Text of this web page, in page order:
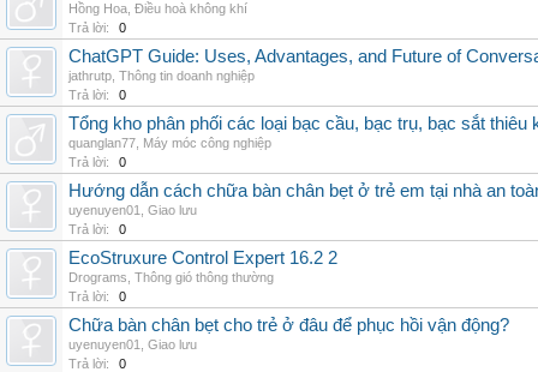
Hồng Hoa Điều hoà không khí
Trả lời:
0
ChatGPT Guide: Uses, Advantages, and Future of
jathrutp Thông tin doanh nghiệp
Trả lời:
0
Tổng kho phân phối các loại bạc cầu, bạc trụ, bạc sắt thiêu
quanglan77 Máy móc công nghiệp
Trả lời:
0
Hướng dẫn cách chữa bàn chân bẹt ở trẻ em tại nhà an
uyenuyen01
Giao lưu
Trả lời:
0
EcoStruxure Control Expert 16.2 2
Drograms Thông gió thông thường
Trả lời:
0
Chữa bàn chân bẹt cho trẻ ở đâu để phục hồi vận động?
uyenuyen01
Giao lưu
Trả lời:
0